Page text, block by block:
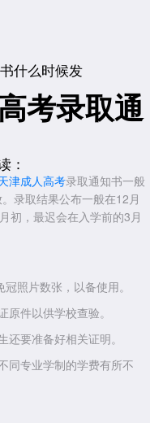
什么时候发
考录取通
：
津成人高考录取通知书一般
录取结果公布一般在12月
初，最迟会在入学前的3月
照片数张，以备使用。
件以供学校查验。
要准备好相关证明。
专业学制的学费有所不